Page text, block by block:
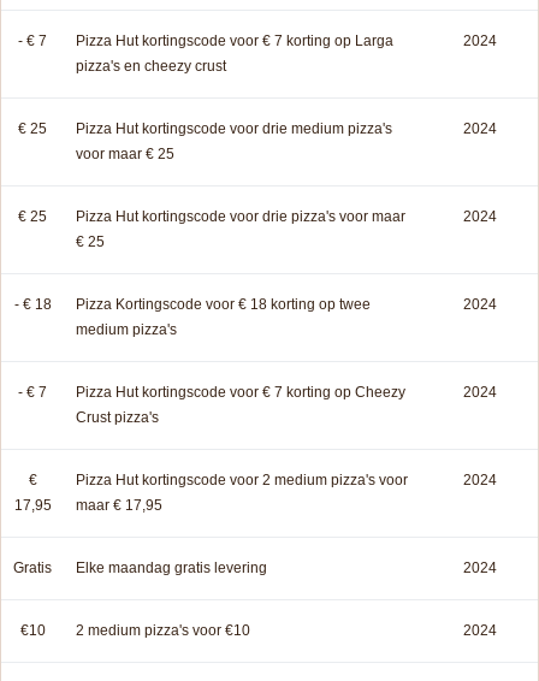
- € 7
Pizza Hut kortingscode voor € 7 korting op Larga
pizza's en cheezy crust
2024
€ 25
Pizza Hut kortingscode voor drie medium pizza's
voor maar € 25
2024
€ 25
Pizza Hut kortingscode voor drie pizza's voor maar
€ 25
2024
- € 18
Pizza Kortingscode voor € 18 korting op twee
medium pizza's
2024
- € 7
Pizza Hut kortingscode voor € 7 korting op Cheezy
Crust pizza's
2024
€
17,95
Pizza Hut kortingscode voor 2 medium pizza's voor
maar € 17,95
2024
Gratis Elke maandag gratis levering 2024
€10 2 medium pizza's voor €10 2024